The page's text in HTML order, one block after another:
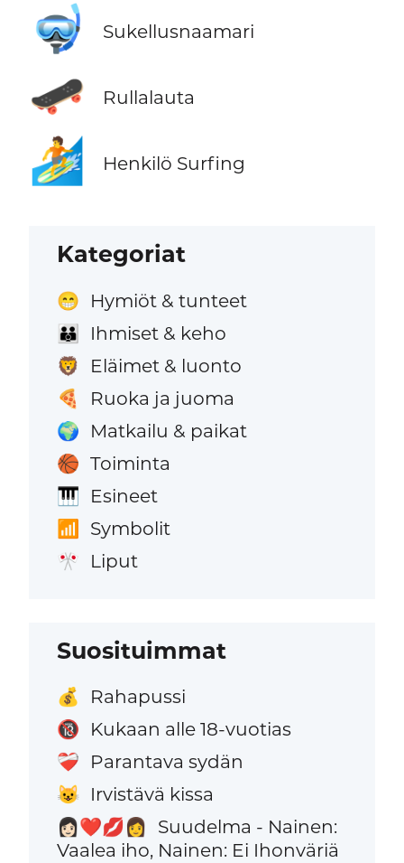
🤿 Sukellusnaamari
🛹 Rullalauta
🏄 Henkilö Surfing
Kategoriat
😁 Hymiöt & tunteet
👪 Ihmiset & keho
🦁 Eläimet & luonto
🍕 Ruoka ja juoma
🌍 Matkailu & paikat
🏀 Toiminta
🎹 Esineet
📶 Symbolit
🎌 Liput
Suosituimmat
💰 Rahapussi
🔞 Kukaan alle 18-vuotias
❤️‍🩹 Parantava sydän
😺 Irvistävä kissa
👩🏻‍❤️‍💋‍👩
Suudelma - Nainen:
Vaalea iho, Nainen: Ei Ihonväriä